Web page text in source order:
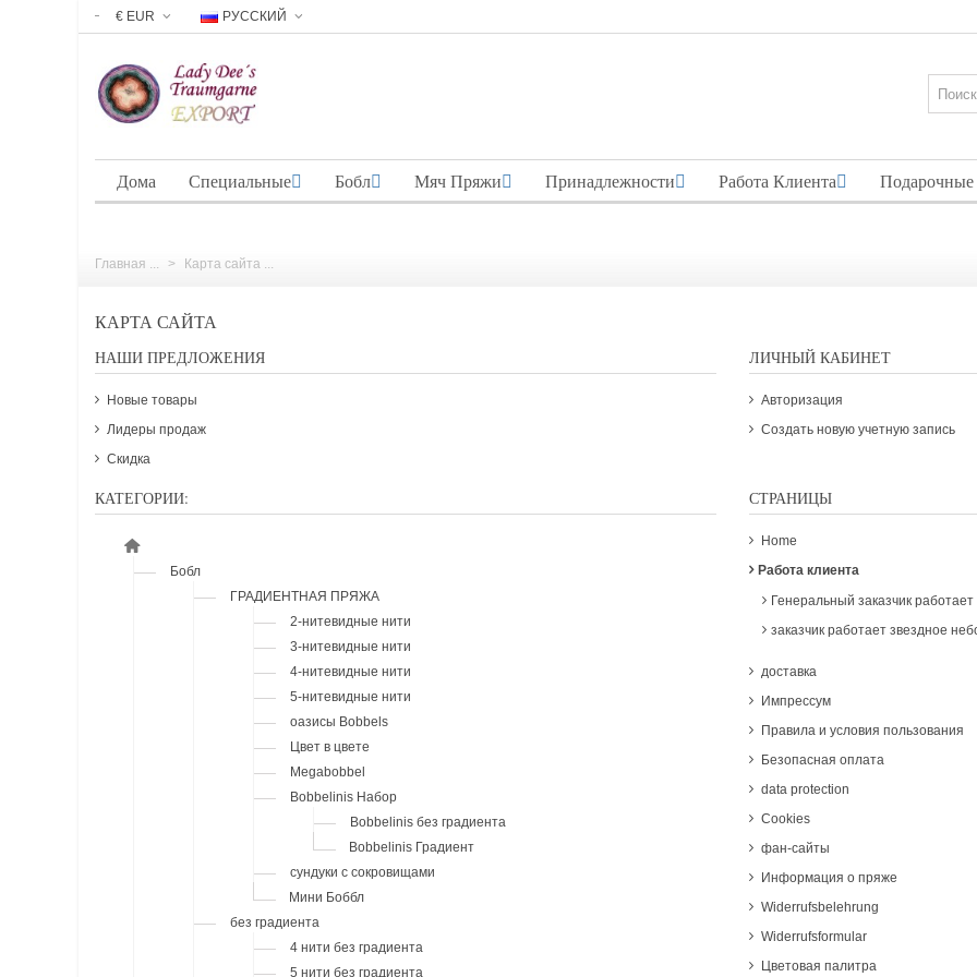
€ EUR РУССКИЙ
Дома Специальные Бобл Мяч Пряжи Принадлежности Работа Клиента
Главная ... > Карта сайта ...
КАРТА САЙТА
НАШИ ПРЕДЛОЖЕНИЯ
Новые товары
Лидеры продаж
Скидка
ЛИЧНЫЙ КАБИНЕТ
Авторизация
Создать новую учетную запись
КАТЕГОРИИ:
Бобл
ГРАДИЕНТНАЯ ПРЯЖА
2-нитевидные нити
3-нитевидные нити
4-нитевидные нити
5-нитевидные нити
оазисы Bobbels
Цвет в цвете
Megabobbel
Bobbelinis Набор
Bobbelinis без градиента
Bobbelinis Градиент
сундуки с сокровищами
Мини Боббл
без градиента
4 нити без градиента
5 нити без градиента
СТРАНИЦЫ
Home
Работа клиента
Генеральный заказчик работает
заказчик работает звездное
доставка
Импрессум
Правила и условия пользования
Безопасная оплата
data protection
Cookies
фан-сайты
Информация о пряже
Widerrufsbelehrung
Widerrufsformular
Цветовая палитра